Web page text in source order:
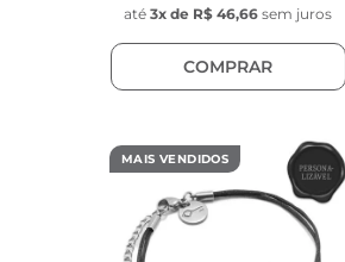
até 3x de R$ 46,66 sem juros
COMPRAR
MAIS VENDIDOS